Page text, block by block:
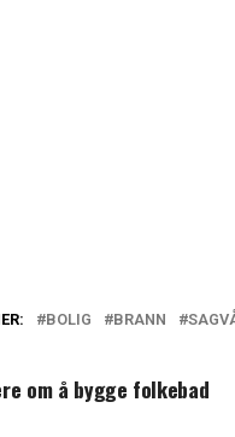
BOLIG BRANN
om å bygge folkebad